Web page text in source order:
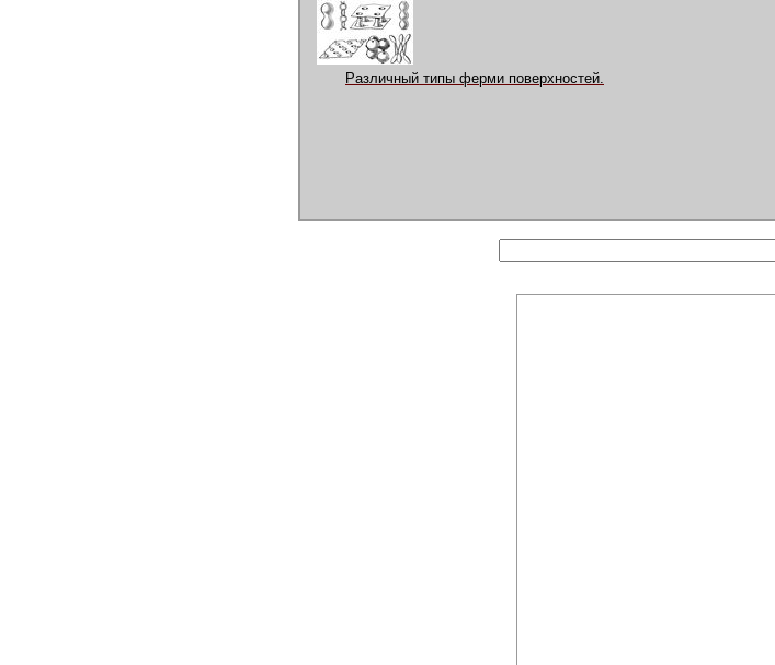
Различный типы ферми поверхностей.